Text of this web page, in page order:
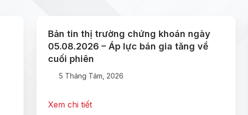
Bản tin thị trường chứng khoán ngày
05.08.2026 – Áp lực bán gia tăng về
cuối phiên
5 Tháng Tám, 2026
Xem chi tiết